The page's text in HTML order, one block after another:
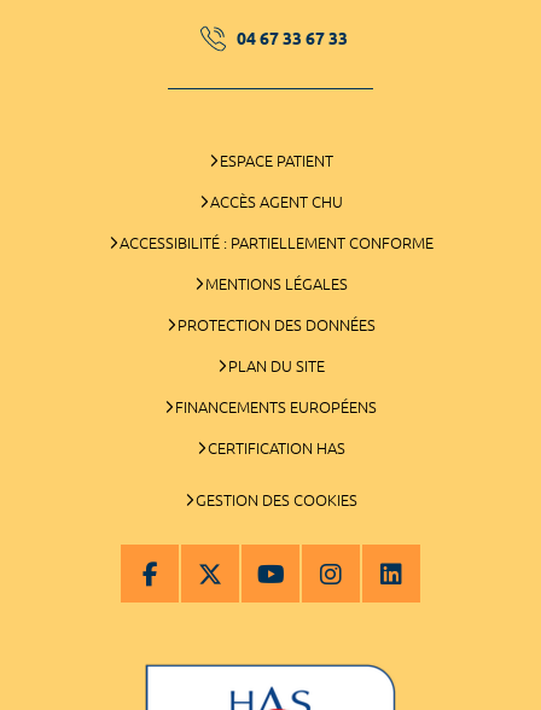
04 67 33 67 33
ESPACE PATIENT
ACCÈS AGENT CHU
ACCESSIBILITÉ : PARTIELLEMENT CONFORME
MENTIONS LÉGALES
PROTECTION DES DONNÉES
PLAN DU SITE
FINANCEMENTS EUROPÉENS
CERTIFICATION HAS
GESTION DES COOKIES